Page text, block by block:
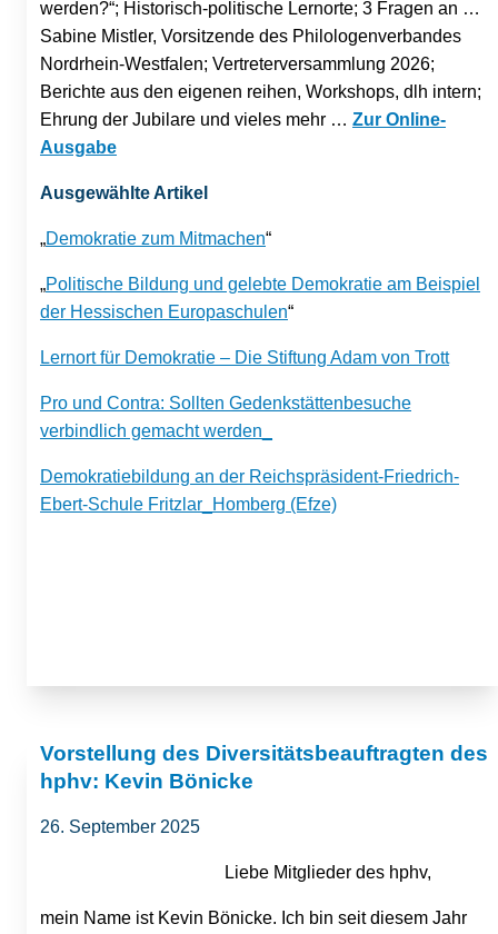
werden?“; Historisch-politische Lernorte; 3 Fragen an …
Sabine Mistler, Vorsitzende des Philologenverbandes
Nordrhein-Westfalen; Vertreterversammlung 2026;
Berichte aus den eigenen reihen, Workshops, dlh intern;
Ehrung der Jubilare und vieles mehr … Zur Online-
Ausgabe
Ausgewählte Artikel
„Demokratie zum Mitmachen“
„Politische Bildung und gelebte Demokratie am Beispiel
der Hessischen Europaschulen“
Lernort für Demokratie – Die Stiftung Adam von Trott
Pro und Contra: Sollten Gedenkstättenbesuche
verbindlich gemacht werden_
Demokratiebildung an der Reichspräsident-Friedrich-
Ebert-Schule Fritzlar_Homberg (Efze)
Vorstellung des Diversitätsbeauftragten des
hphv: Kevin Bönicke
26. September 2025
Liebe Mitglieder des hphv,
mein Name ist Kevin Bönicke. Ich bin seit diesem Jahr